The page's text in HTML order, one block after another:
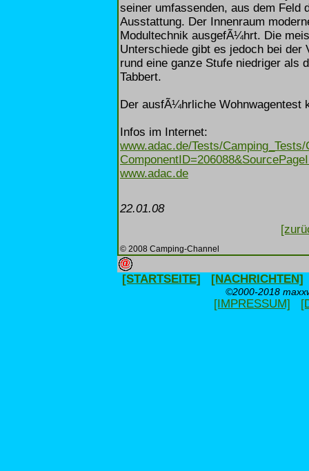
seiner umfassenden, aus dem Feld
Ausstattung. Der Innenraum
Modultechnik ausgefÃ¼hrt. Die
Unterschiede gibt es jedoch bei der
rund eine ganze Stufe niedriger als
Tabbert.
Der ausfÃ¼hrliche Wohnwagentest
Infos im Internet:
www.adac.de/Tests/
www.adac.de
22.01.08
© 2008 Camping-Channel
[STARTSEITE] [NACHRICHTEN]
©2000-2018
[IMPRESSUM]